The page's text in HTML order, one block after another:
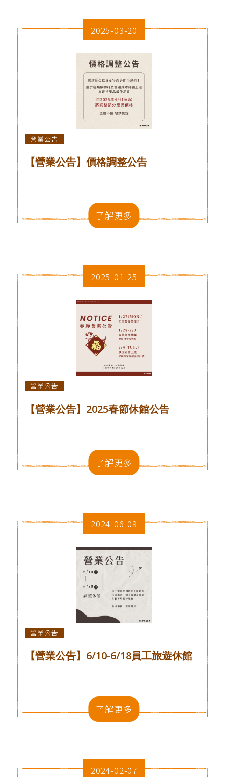
2025-03-20
營業公告
【營業公告】價格調整公告
了解更多
2025-01-25
營業公告
【營業公告】2025春節休館公告
了解更多
2024-06-09
營業公告
【營業公告】6/10-6/18員工旅遊休館
了解更多
2024-02-07